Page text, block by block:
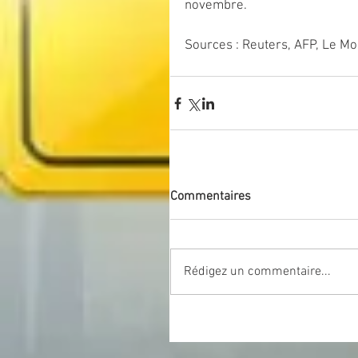
novembre.
Sources : Reuters, AFP, Le
Commentaires
Rédigez un commentaire...